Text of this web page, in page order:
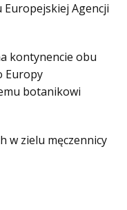
Agencji
kontynencie obu
Europy
botanikowi
w zielu męczennicy